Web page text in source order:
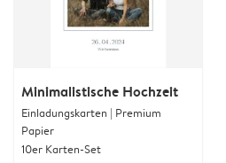
Minimalistische Hochzeit
Einladungskarten | Premium
Papier
10er Karten-Set